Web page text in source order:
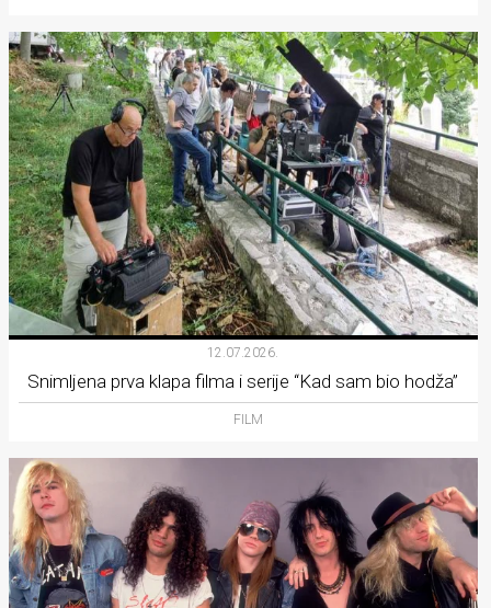
12.07.2026.
Snimljena prva klapa filma i serije “Kad sam bio hodža”
FILM